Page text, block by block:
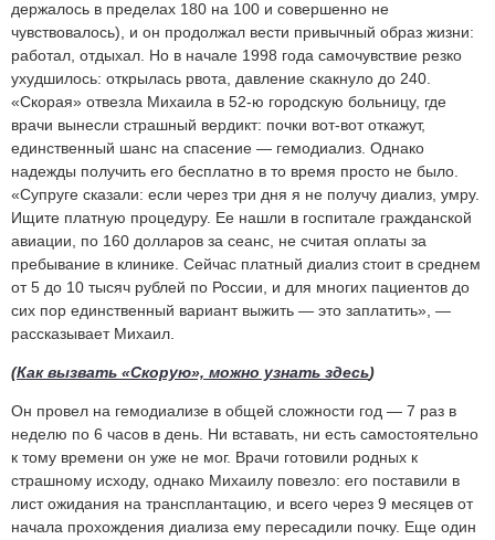
держалось в пределах 180 на 100 и совершенно не
чувствовалось), и он продолжал вести привычный образ жизни:
работал, отдыхал. Но в начале 1998 года самочувствие резко
ухудшилось: открылась рвота, давление скакнуло до 240.
«Скорая» отвезла Михаила в 52-ю городскую больницу, где
врачи вынесли страшный вердикт: почки вот-вот откажут,
единственный шанс на спасение — гемодиализ. Однако
надежды получить его бесплатно в то время просто не было.
«Супруге сказали: если через три дня я не получу диализ, умру.
Ищите платную процедуру. Ее нашли в госпитале гражданской
авиации, по 160 долларов за сеанс, не считая оплаты за
пребывание в клинике. Сейчас платный диализ стоит в среднем
от 5 до 10 тысяч рублей по России, и для многих пациентов до
сих пор единственный вариант выжить — это заплатить», —
рассказывает Михаил.
(Как вызвать «Скорую», можно узнать здесь)
Он провел на гемодиализе в общей сложности год — 7 раз в
неделю по 6 часов в день. Ни вставать, ни есть самостоятельно
к тому времени он уже не мог. Врачи готовили родных к
страшному исходу, однако Михаилу повезло: его поставили в
лист ожидания на трансплантацию, и всего через 9 месяцев от
начала прохождения диализа ему пересадили почку. Еще один